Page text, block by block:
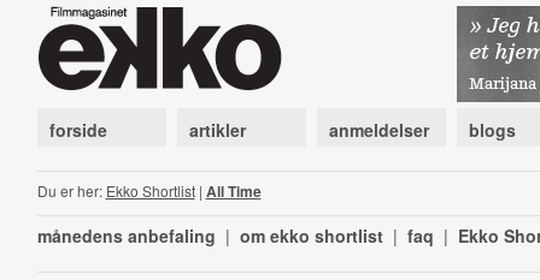
forside artikler anmeldelser blogs
Du er her: Ekko Shortlist| All Time
månedens anbefaling | om ekko shortlist | faq | Ekko